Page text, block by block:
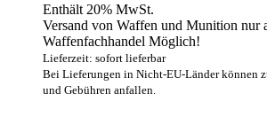
Enthält 20% MwSt.
Versand von Waffen und Munition nur
Waffenfachhandel Möglich!
Lieferzeit: sofort lieferbar
Bei Lieferungen in Nicht-EU-Länder können
und Gebühren anfallen.